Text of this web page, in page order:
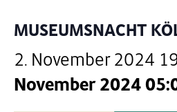
MUSEUMSNACHT
2. November 2024
November 2024